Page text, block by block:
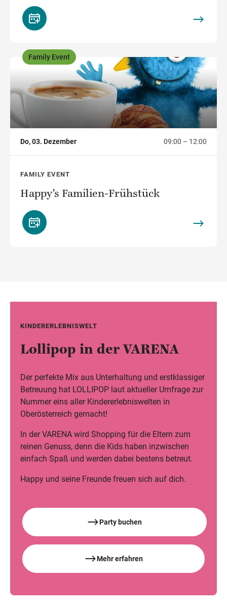
Family Event
Do, 03. Dezember 09:00 – 12:00
FAMILY EVENT
Happy’s Familien-Frühstück
KINDERERLEBNISWELT
Lollipop in der VARENA
Der perfekte Mix aus Unterhaltung und erstklassiger
Betreuung hat LOLLIPOP laut aktueller Umfrage zur
Nummer eins aller Kindererlebniswelten in
Oberösterreich gemacht!
In der VARENA wird Shopping für die Eltern zum
reinen Genuss, denn die Kids haben inzwischen
einfach Spaß und werden dabei bestens betreut.
Happy und seine Freunde freuen sich auf dich.
Party buchen
Mehr erfahren